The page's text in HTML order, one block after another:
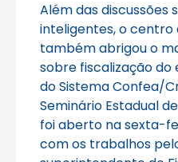
Além das discussões
inteligentes, o centro
também abrigou o
sobre fiscalização
do Sistema Confea/
Seminário Estadual
foi aberto na sexta-
com os trabalhos